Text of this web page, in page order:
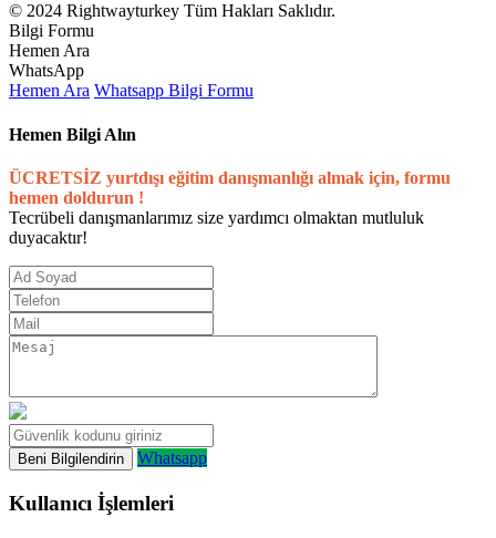
© 2024 Rightwayturkey Tüm Hakları Saklıdır.
Bilgi Formu
Hemen Ara
WhatsApp
Hemen Ara Whatsapp Bilgi Formu
Hemen Bilgi Alın
ÜCRETSİZ yurtdışı eğitim danışmanlığı almak için, formu
hemen doldurun !
Tecrübeli danışmanlarımız size yardımcı olmaktan mutluluk
duyacaktır!
Whatsapp
Kullanıcı İşlemleri